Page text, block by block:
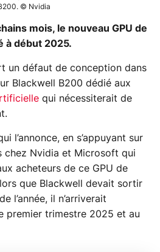
© Nvidia
mois, le nouveau GPU de
à début 2025.
un défaut de conception dans
Blackwell B200 dédié aux
qui nécessiterait de
l’annonce, en s’appuyant sur
chez Nvidia et Microsoft qui
acheteurs de ce GPU de
que Blackwell devait sortir
l’année, il n’arriverait
premier trimestre 2025 et au